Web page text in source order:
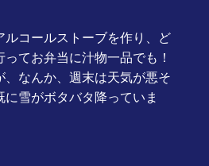
ルコールストーブを作り、ど
てお弁当に汁物一品でも！
、なんか、週末は天気が悪そ
に雪がボタバタ降っていま